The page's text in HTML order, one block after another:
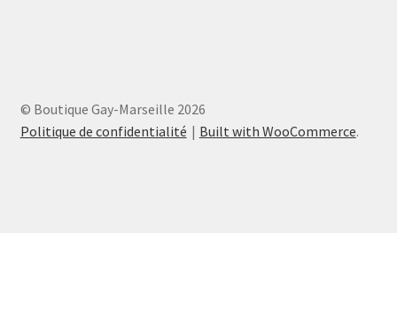
© Boutique Gay-Marseille 2026
Politique de confidentialité
Built with WooCommerce.